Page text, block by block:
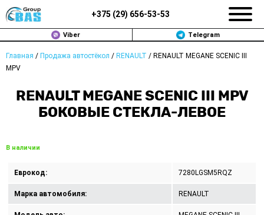
+375 (29) 656-53-53
Viber Telegram
Главная / Продажа автостёкол / RENAULT / RENAULT MEGANE SCENIC III
MPV
RENAULT MEGANE SCENIC III MPV
БОКОВЫЕ СТЕКЛА-ЛЕВОЕ
В наличии
Еврокод: 7280LGSM5RQZ
Марка автомобиля: RENAULT
ЗАМЕНА АВТОСТЕКОЛ В МИНСКЕ
ПРОДАЖА АВТОСТЁКОЛ
РЕМОНТ
ДОП. УСЛУГИ
ВОПРОС-ОТВЕТ
КОНТАКТЫ